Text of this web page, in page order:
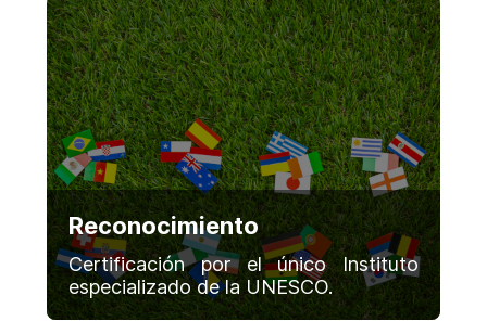
Reconocimiento
Certificación por el único Instituto
especializado de la UNESCO.